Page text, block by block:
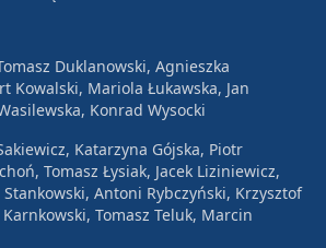
Duklanowski, Agnieszka
Kowalski, Mariola Łukawska, Jan
Konrad Wysocki
Katarzyna Gójska, Piotr
Tomasz Łysiak, Jacek Liziniewicz,
Antoni Rybczyński, Krzysztof
Tomasz Teluk, Marcin